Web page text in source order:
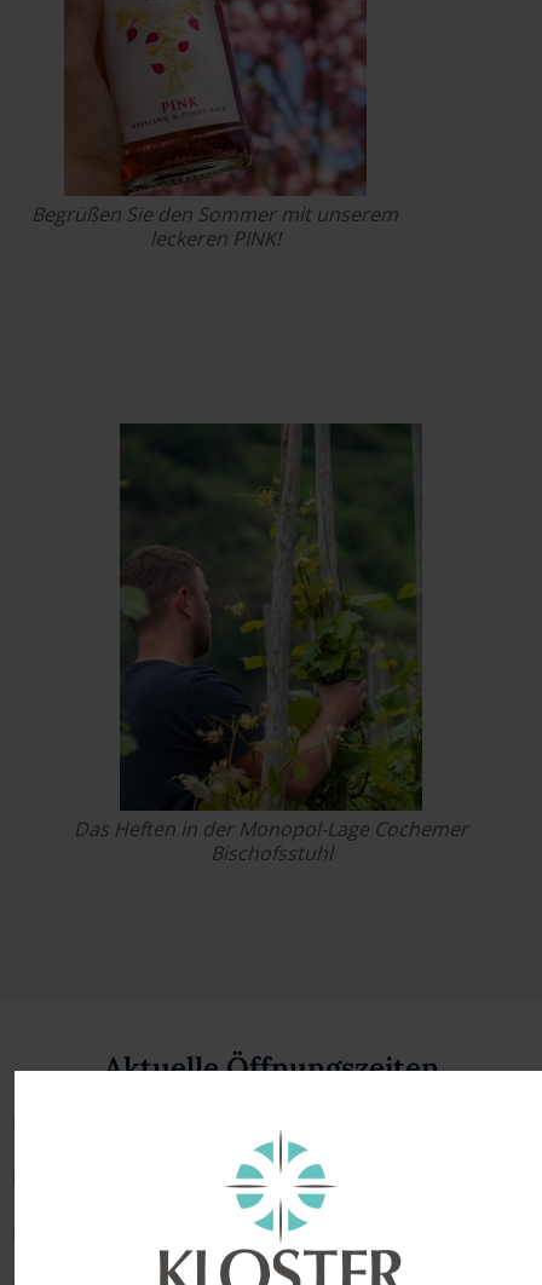
Begrüßen Sie den Sommer mit unserem
leckeren PINK!
Das Heften in der Monopol-Lage Cochemer
Bischofsstuhl
Aktuelle Öffnungszeiten
Dienstag: 09:00- 17:00